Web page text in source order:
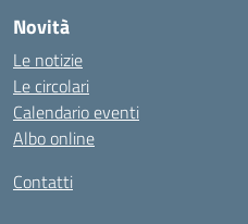
https://ammax.com.br/
https://
https://barconsultant.fr/
https://honda-permata.id
https://
https://supremesolar.id/
Novità
Le notizie
Le circolari
Calendario eventi
Albo online
Contatti